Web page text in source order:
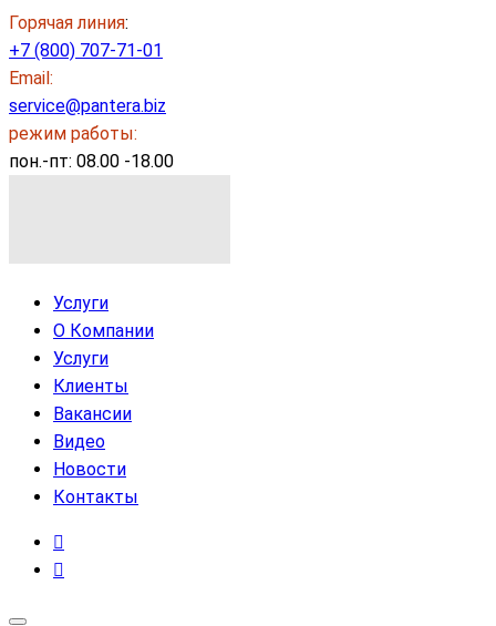
Горячая линия:
+7 (800) 707-71-01
Email:
service@pantera.biz
режим работы:
пон.-пт: 08.00 -18.00
Услуги
О Компании
Услуги
Клиенты
Вакансии
Видео
Новости
Контакты